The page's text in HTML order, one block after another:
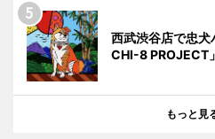
西武渋谷店で忠
CHI-8 PROJECT
もっと見